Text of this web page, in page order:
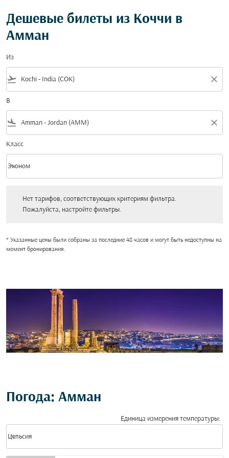
Дешевые билеты из Коччи в
Амман
Из
flight_takeoff close
В
flight_land close
Класс
Класс option Эконом Selected
Эконом
keyboard_arrow_down
Нет тарифов, соответствующих критериям фильтра.
Пожалуйста, настройте фильтры.
* Указанные цены были собраны за последние 48 часов и могут быть недоступны на
момент бронирования.
Погода: Амман
Единица измерения температуры:
Цельсия
keyboard_arrow_down